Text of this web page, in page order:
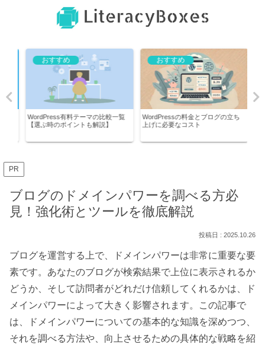
おすすめ
WordPress有料テーマの比較一覧
【選ぶ時のポイントも解説】
おすすめ
WordPressの料金とブログの立ち
上げに必要なコスト
PR
ブログのドメインパワーを調べる方必
見！強化術とツールを徹底解説
2025.10.26
ブログを運営する上で、ドメインパワーは非常に重要な要
素です。あなたのブログが検索結果で上位に表示されるか
どうか、そして訪問者がどれだけ信頼してくれるかは、ド
メインパワーによって大きく影響されます。この記事で
は、ドメインパワーについての基本的な知識を深めつつ、
それを調べる方法や、向上させるための具体的な戦略を紹